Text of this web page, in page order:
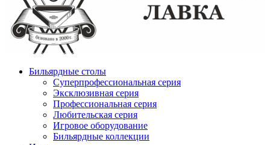
Бильярдные столы
Суперпрофессиональная серия
Эксклюзивная серия
Профессиональная серия
Любительская серия
Игровое оборудование
Бильярдные коллекции